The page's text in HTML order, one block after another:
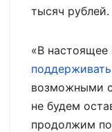
тысяч рублей.
«В
возможными
не будем
продолжим